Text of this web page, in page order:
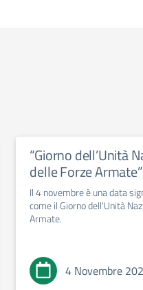
“Giorno dell’Unità
delle Forze Armate”
Il 4 novembre è una data
come il Giorno dell'Unità
Armate.
4 Novembre